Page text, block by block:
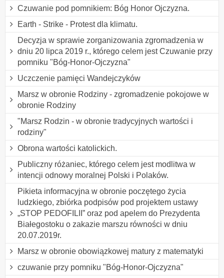
Czuwanie pod pomnikiem: Bóg Honor Ojczyzna.
Earth - Strike - Protest dla klimatu.
Decyzja w sprawie zorganizowania zgromadzenia w
dniu 20 lipca 2019 r., którego celem jest Czuwanie przy
pomniku "Bóg-Honor-Ojczyzna"
Uczczenie pamięci Wandejczyków
Marsz w obronie Rodziny - zgromadzenie pokojowe w
obronie Rodziny
"Marsz Rodzin - w obronie tradycyjnych wartości i
rodziny"
Obrona wartości katolickich.
Publiczny różaniec, którego celem jest modlitwa w
intencji odnowy moralnej Polski i Polaków.
Pikieta informacyjna w obronie poczętego życia
ludzkiego, zbiórka podpisów pod projektem ustawy
„STOP PEDOFILII” oraz pod apelem do Prezydenta
Białegostoku o zakazie marszu równości w dniu
20.07.2019r.
Marsz w obronie obowiązkowej matury z matematyki
czuwanie przy pomniku "Bóg-Honor-Ojczyzna"